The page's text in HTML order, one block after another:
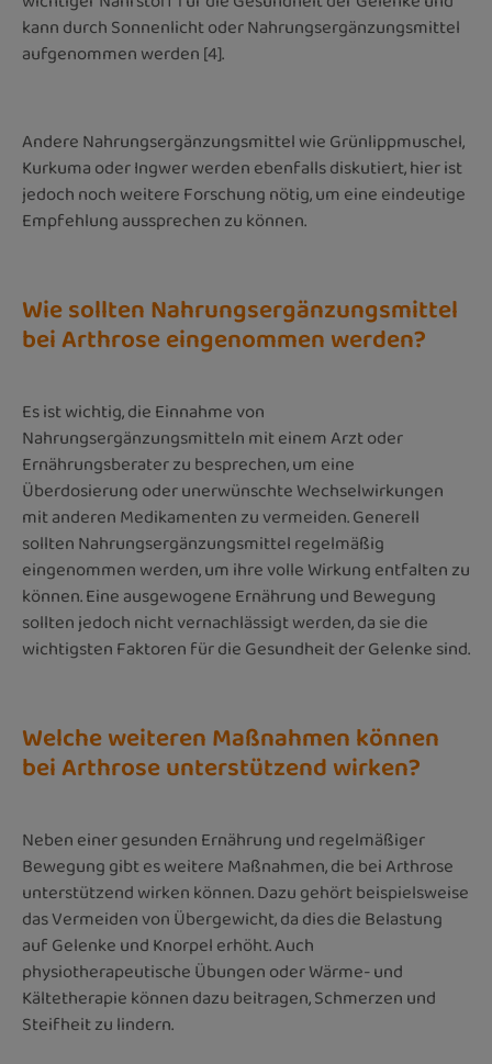
kann durch Sonnenlicht oder Nahrungsergänzungsmittel
aufgenommen werden [4].
Andere Nahrungsergänzungsmittel wie Grünlippmuschel,
Kurkuma oder Ingwer werden ebenfalls diskutiert, hier ist
jedoch noch weitere Forschung nötig, um eine eindeutige
Empfehlung aussprechen zu können.
Wie sollten Nahrungsergänzungsmittel
bei Arthrose eingenommen werden?
Es ist wichtig, die Einnahme von
Nahrungsergänzungsmitteln mit einem Arzt oder
Ernährungsberater zu besprechen, um eine
Überdosierung oder unerwünschte Wechselwirkungen
mit anderen Medikamenten zu vermeiden. Generell
sollten Nahrungsergänzungsmittel regelmäßig
eingenommen werden, um ihre volle Wirkung entfalten zu
können. Eine ausgewogene Ernährung und Bewegung
sollten jedoch nicht vernachlässigt werden, da sie die
wichtigsten Faktoren für die Gesundheit der Gelenke sind.
Welche weiteren Maßnahmen können
bei Arthrose unterstützend wirken?
Neben einer gesunden Ernährung und regelmäßiger
Bewegung gibt es weitere Maßnahmen, die bei Arthrose
unterstützend wirken können. Dazu gehört beispielsweise
das Vermeiden von Übergewicht, da dies die Belastung
auf Gelenke und Knorpel erhöht. Auch
physiotherapeutische Übungen oder Wärme- und
Kältetherapie können dazu beitragen, Schmerzen und
Steifheit zu lindern.